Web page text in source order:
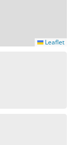
Leaflet